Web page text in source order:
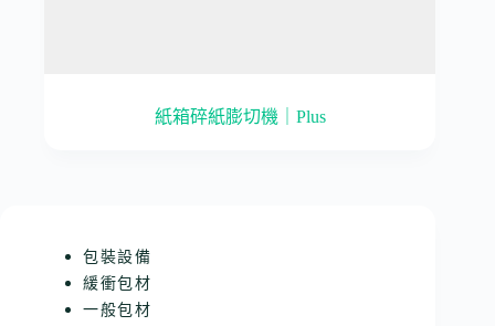
紙箱碎紙膨切機｜Plus
包裝設備
緩衝包材
一般包材